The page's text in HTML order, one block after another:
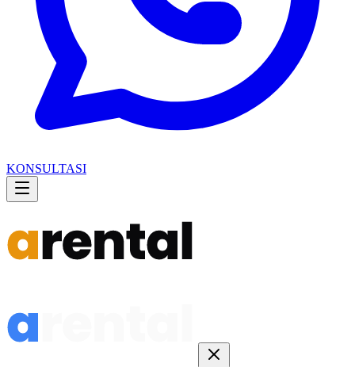
KONSULTASI